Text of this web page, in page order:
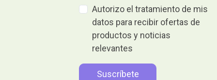
Autorizo el tratamiento de mis
datos para recibir ofertas de
productos y noticias
relevantes